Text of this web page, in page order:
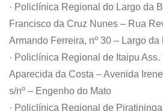
· Policlínica Regional do Largo da
Francisco da Cruz Nunes – Rua
Armando Ferreira, nº 30 – Largo da
· Policlínica Regional de Itaipu
Aparecida da Costa – Avenida
s/nº – Engenho do Mato
· Policlínica Regional de